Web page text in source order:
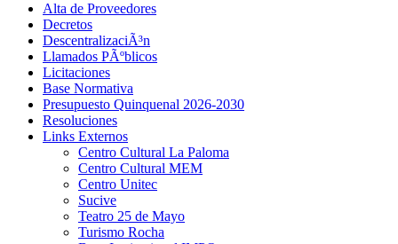
Alta de Proveedores
Decretos
DescentralizaciÃ³n
Llamados PÃºblicos
Licitaciones
Base Normativa
Presupuesto Quinquenal 2026-2030
Resoluciones
Links Externos
Centro Cultural La Paloma
Centro Cultural MEM
Centro Unitec
Sucive
Teatro 25 de Mayo
Turismo Rocha